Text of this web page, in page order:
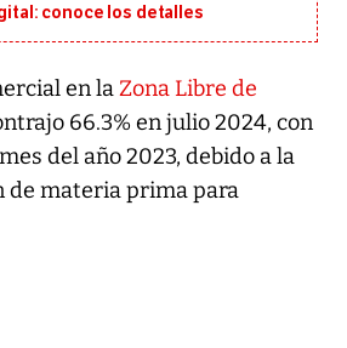
conoce los detalles
en laZona Libre de
66.3% en julio 2024, con
del año 2023, debido a la
de materia prima para